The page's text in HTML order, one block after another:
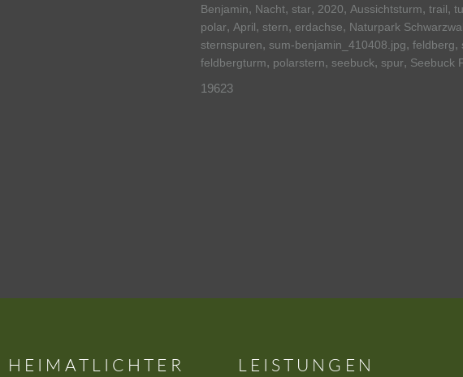
Benjamin, Nacht, star, 2020, Aussichtsturm, trail,
polar, April, stern, erdachse, Naturpark
sternspuren, sum-benjamin_410408.jpg, feldberg,
feldbergturm, polarstern, seebuck, spur, Seebuck
19623
HEIMATLICHTER LEISTUNGEN